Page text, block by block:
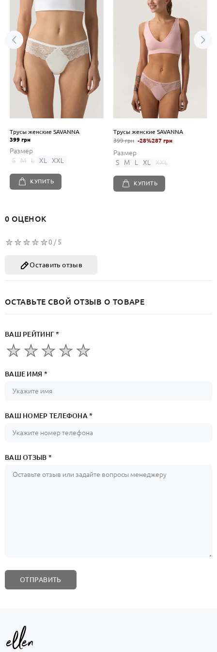
Трусы женские SAVANNA
399 грн
Размер
S
M L XL XXL
КУПИТЬ
Трусы женские SAVANNA
399 грн -28%287 грн
Размер
S
M L XL XXL
КУПИТЬ
0 ОЦЕНОК
0 / 5
Оставить отзыв
ОСТАВЬТЕ СВОЙ ОТЗЫВ О ТОВАРЕ
ВАШ РЕЙТИНГ *
ВАШЕ ИМЯ *
ВАШ НОМЕР ТЕЛЕФОНА *
ВАШ ОТЗЫВ *